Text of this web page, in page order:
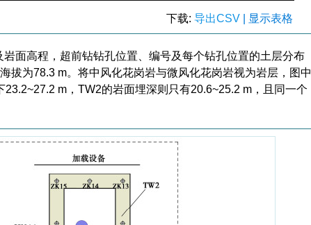
下载: 导出CSV | 显示表格
面高程，超前钻钻孔位置、编号及每个钻孔位置的土层分布
拔为78.3 m。将中风化花岗岩与微风化花岗岩视为岩层，图中
m，TW2的岩面埋深则只有20.6~25.2 m，且同一个